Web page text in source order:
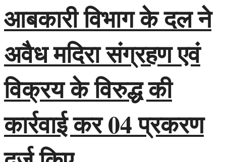
आबकारी विभाग के दल ने
अवैध मदिरा संग्रहण एवं
विक्रय के विरुद्ध की
कार्रवाई कर 04 प्रकरण